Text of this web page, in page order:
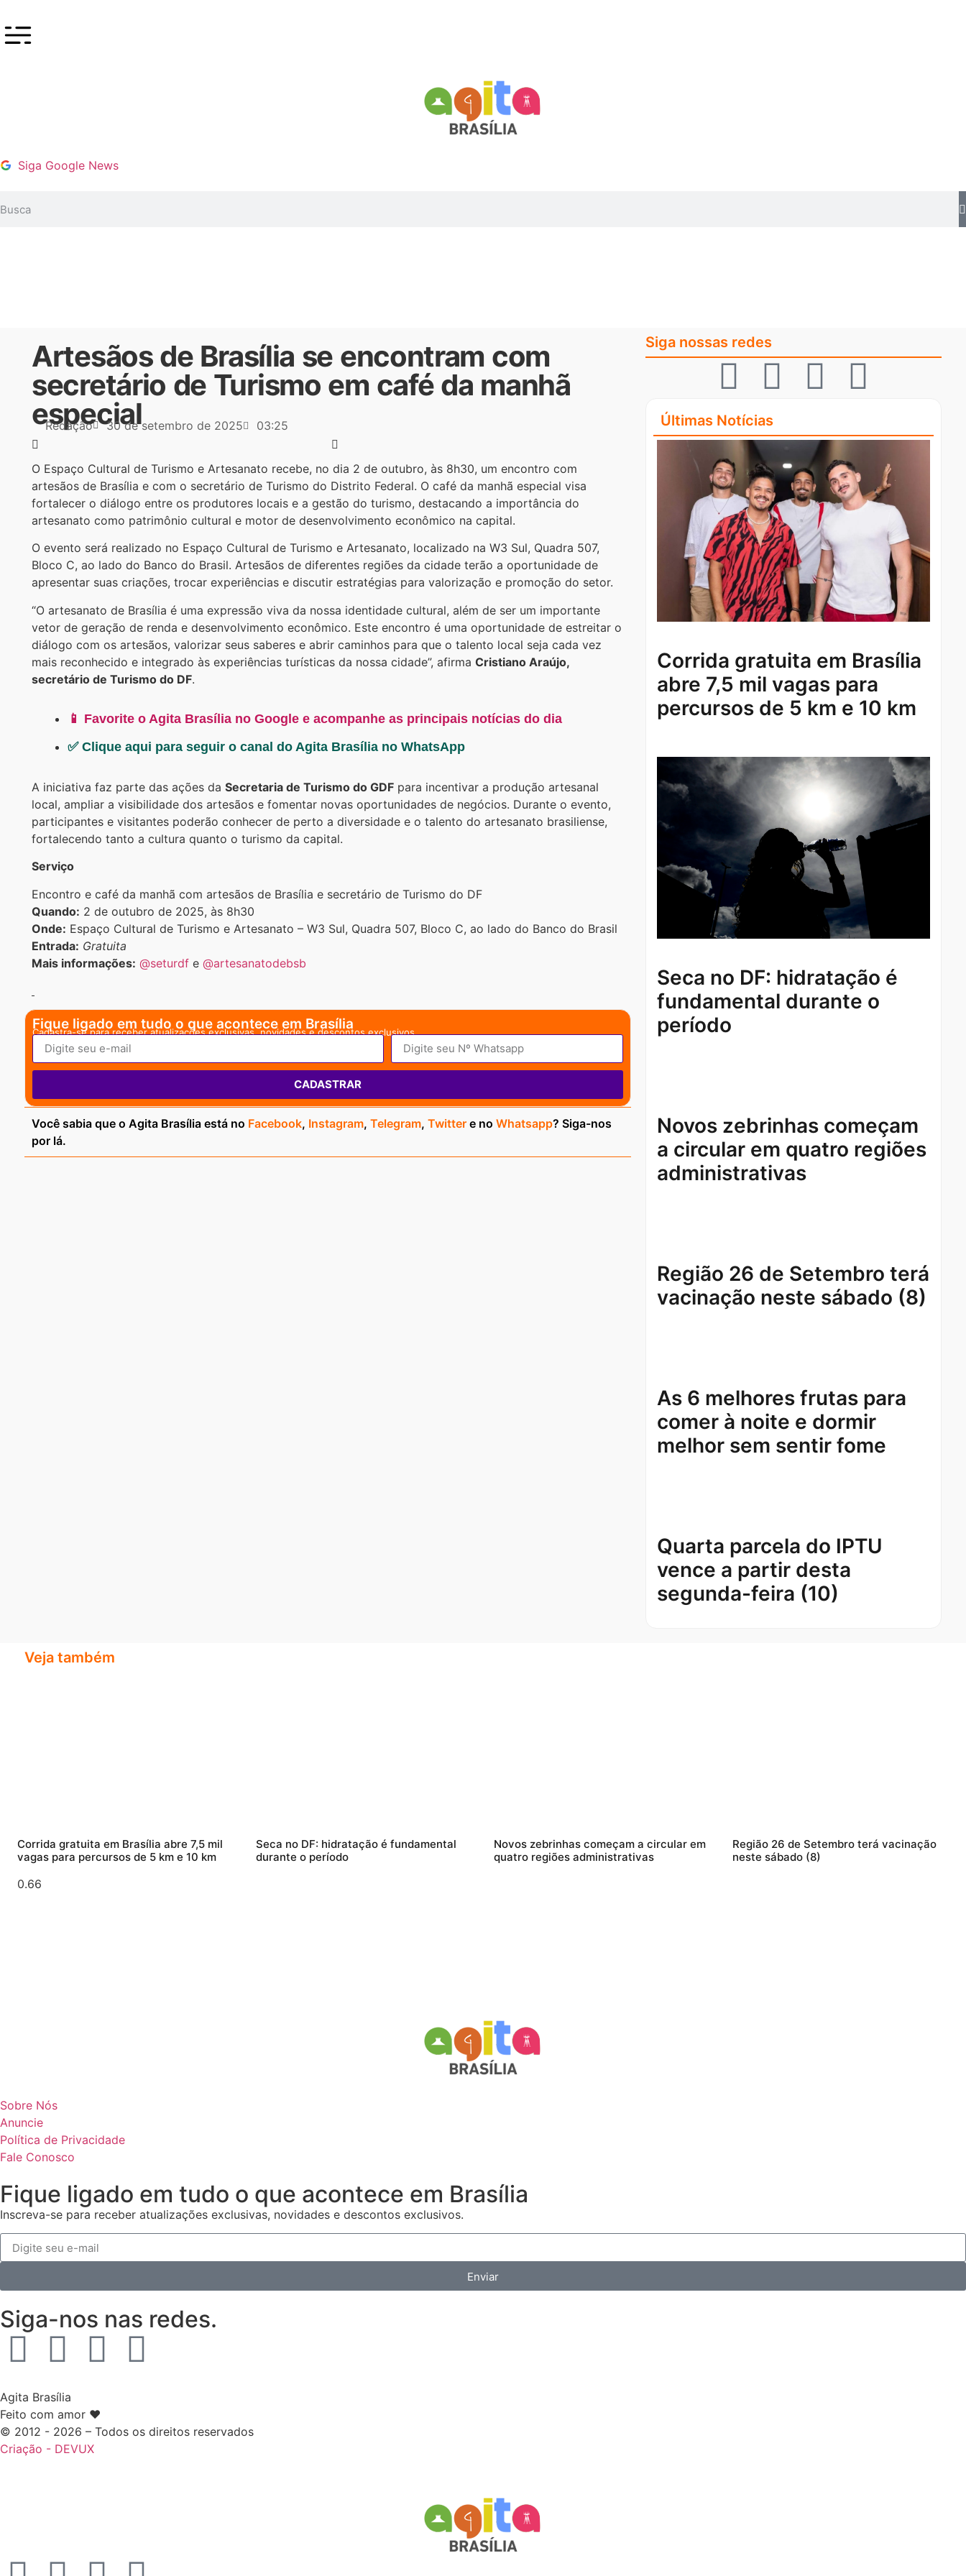
Siga Google News
Artesãos de Brasília se encontram com
secretário de Turismo em café da manhã
especial
Redação 30 de setembro de 2025 03:25
O Espaço Cultural de Turismo e Artesanato recebe, no dia 2 de outubro, às 8h30, um encontro com
artesãos de Brasília e com o secretário de Turismo do Distrito Federal. O café da manhã especial visa
fortalecer o diálogo entre os produtores locais e a gestão do turismo, destacando a importância do
artesanato como patrimônio cultural e motor de desenvolvimento econômico na capital.
O evento será realizado no Espaço Cultural de Turismo e Artesanato, localizado na W3 Sul, Quadra 507,
Bloco C, ao lado do Banco do Brasil. Artesãos de diferentes regiões da cidade terão a oportunidade de
apresentar suas criações, trocar experiências e discutir estratégias para valorização e promoção do setor.
“O artesanato de Brasília é uma expressão viva da nossa identidade cultural, além de ser um importante
vetor de geração de renda e desenvolvimento econômico. Este encontro é uma oportunidade de estreitar o
diálogo com os artesãos, valorizar seus saberes e abrir caminhos para que o talento local seja cada vez
mais reconhecido e integrado às experiências turísticas da nossa cidade”, afirma Cristiano Araújo,
secretário de Turismo do DF.
📱 Favorite o Agita Brasília no Google e acompanhe as principais notícias do dia
✅ Clique aqui para seguir o canal do Agita Brasília no WhatsApp
A iniciativa faz parte das ações da Secretaria de Turismo do GDF para incentivar a produção artesanal
local, ampliar a visibilidade dos artesãos e fomentar novas oportunidades de negócios. Durante o evento,
participantes e visitantes poderão conhecer de perto a diversidade e o talento do artesanato brasiliense,
fortalecendo tanto a cultura quanto o turismo da capital.
Serviço
Encontro e café da manhã com artesãos de Brasília e secretário de Turismo do DF
Quando: 2 de outubro de 2025, às 8h30
Onde: Espaço Cultural de Turismo e Artesanato – W3 Sul, Quadra 507, Bloco C, ao lado do Banco do Brasil
Entrada: Gratuita
Mais informações: @seturdf e @artesanatodebsb
Fique ligado em tudo o que acontece em Brasília
Cadastra-se para receber atualizações exclusivas, novidades e descontos exclusivos.
CADASTRAR
Você sabia que o Agita Brasília está no Facebook, Instagram, Telegram, Twitter e no Whatsapp? Siga-nos
por lá.
Siga nossas redes
Últimas Notícias
Corrida gratuita em Brasília
abre 7,5 mil vagas para
percursos de 5 km e 10 km
Seca no DF: hidratação é
fundamental durante o
período
Novos zebrinhas começam
a circular em quatro regiões
administrativas
Região 26 de Setembro terá
vacinação neste sábado (8)
As 6 melhores frutas para
comer à noite e dormir
melhor sem sentir fome
Quarta parcela do IPTU
vence a partir desta
segunda-feira (10)
Veja também
Corrida gratuita em Brasília abre 7,5 mil
vagas para percursos de 5 km e 10 km
Seca no DF: hidratação é fundamental
durante o período
Novos zebrinhas começam a circular em
quatro regiões administrativas
Região 26 de Setembro terá vacinação
neste sábado (8)
Sobre Nós
Anuncie
Política de Privacidade
Fale Conosco
Fique ligado em tudo o que acontece em Brasília
Inscreva-se para receber atualizações exclusivas, novidades e descontos exclusivos.
Enviar
Siga-nos nas redes.
Agita Brasília
Feito com amor ❤️
© 2012 - 2026 – Todos os direitos reservados
Criação - DEVUX